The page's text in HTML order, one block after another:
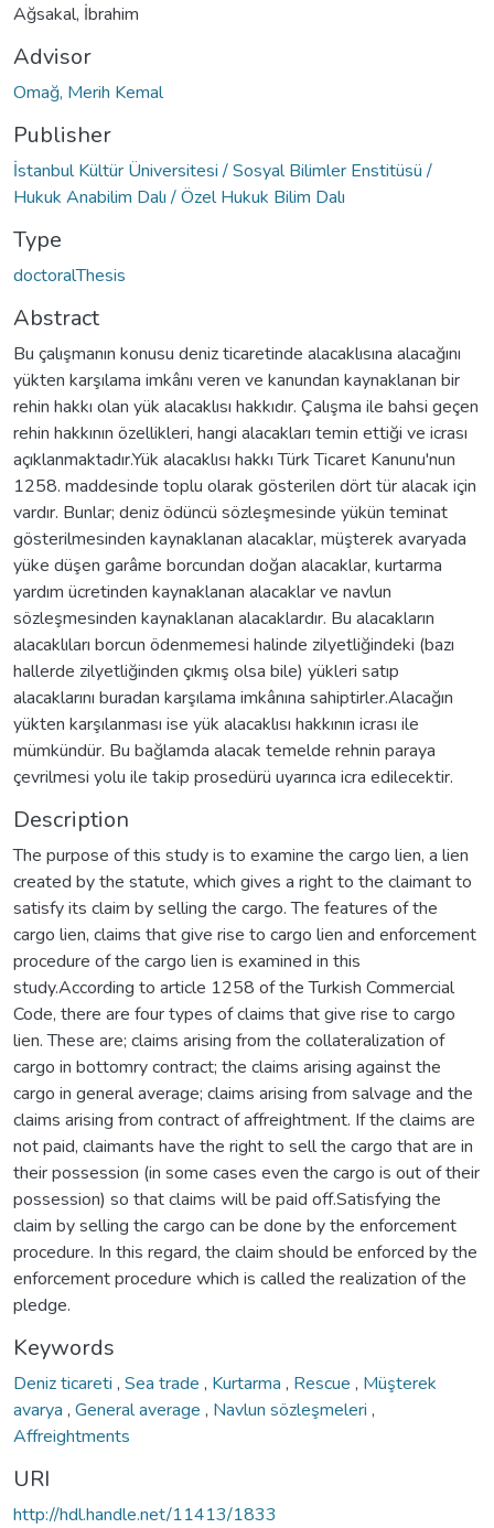
Ağsakal, İbrahim
Advisor
Omağ, Merih Kemal
Publisher
İstanbul Kültür Üniversitesi / Sosyal Bilimler Enstitüsü /
Hukuk Anabilim Dalı / Özel Hukuk Bilim Dalı
Type
doctoralThesis
Abstract
Bu çalışmanın konusu deniz ticaretinde alacaklısına alacağını
yükten karşılama imkânı veren ve kanundan kaynaklanan bir
rehin hakkı olan yük alacaklısı hakkıdır. Çalışma ile bahsi geçen
rehin hakkının özellikleri, hangi alacakları temin ettiği ve icrası
açıklanmaktadır.Yük alacaklısı hakkı Türk Ticaret Kanunu'nun
1258. maddesinde toplu olarak gösterilen dört tür alacak için
vardır. Bunlar; deniz ödüncü sözleşmesinde yükün teminat
gösterilmesinden kaynaklanan alacaklar, müşterek avaryada
yüke düşen garâme borcundan doğan alacaklar, kurtarma
yardım ücretinden kaynaklanan alacaklar ve navlun
sözleşmesinden kaynaklanan alacaklardır. Bu alacakların
alacaklıları borcun ödenmemesi halinde zilyetliğindeki (bazı
hallerde zilyetliğinden çıkmış olsa bile) yükleri satıp
alacaklarını buradan karşılama imkânına sahiptirler.Alacağın
yükten karşılanması ise yük alacaklısı hakkının icrası ile
mümkündür. Bu bağlamda alacak temelde rehnin paraya
çevrilmesi yolu ile takip prosedürü uyarınca icra edilecektir.
Description
The purpose of this study is to examine the cargo lien, a lien
created by the statute, which gives a right to the claimant to
satisfy its claim by selling the cargo. The features of the
cargo lien, claims that give rise to cargo lien and enforcement
procedure of the cargo lien is examined in this
study.According to article 1258 of the Turkish Commercial
Code, there are four types of claims that give rise to cargo
lien. These are; claims arising from the collateralization of
cargo in bottomry contract; the claims arising against the
cargo in general average; claims arising from salvage and the
claims arising from contract of affreightment. If the claims are
not paid, claimants have the right to sell the cargo that are in
their possession (in some cases even the cargo is out of their
possession) so that claims will be paid off.Satisfying the
claim by selling the cargo can be done by the enforcement
procedure. In this regard, the claim should be enforced by the
enforcement procedure which is called the realization of the
pledge.
Keywords
Deniz ticareti , Sea trade , Kurtarma , Rescue , Müşterek
avarya , General average , Navlun sözleşmeleri ,
Affreightments
URI
http://hdl.handle.net/11413/1833